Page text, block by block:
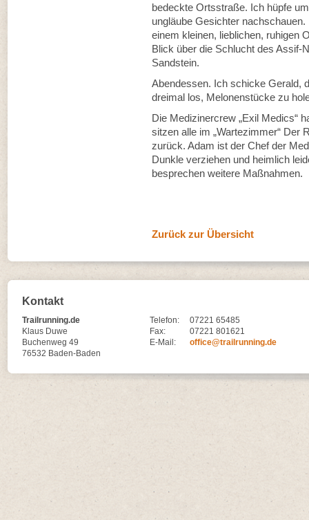
bedeckte Ortsstraße. Ich hüpfe
ungläube Gesichter
einem kleinen, lieblichen, ruhigen
Blick über die Schlucht des Assif-
Sandstein.
Abendessen. Ich schicke Gerald,
dreimal los, Melonenstücke zu
Die Medizinercrew „Exil Medics“
sitzen alle im „Wartezimmer“ Der
zurück. Adam ist der Chef der
Dunkle verziehen und heimlich
besprechen weitere Maßnahmen.
Zurück zur Übersicht
Kontakt
Trailrunning.de
Klaus Duwe
Buchenweg 49
76532 Baden-Baden
Telefon:
07221 65485
Fax:
07221 801621
E-Mail:
office@trailrunning.de